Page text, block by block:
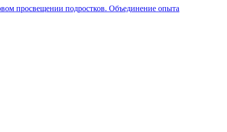
просвещении подростков. Объединение опыта